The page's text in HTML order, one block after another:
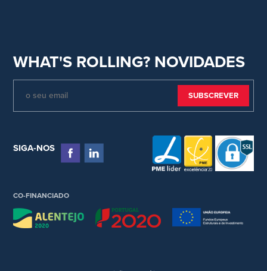
WHAT'S ROLLING? NOVIDADES
SIGA-NOS
CO-FINANCIADO